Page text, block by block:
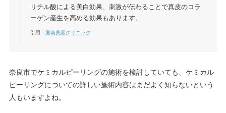
リチル酸による美白効果、刺激が伝わることで真皮のコラ
ーゲン産生を高める効果もあります。
引用： 湘南美容クリニック
奈良市でケミカルピーリングの施術を検討していても、ケミカル
ピーリングについての詳しい施術内容はまだよく知らないという
人もいますよね。